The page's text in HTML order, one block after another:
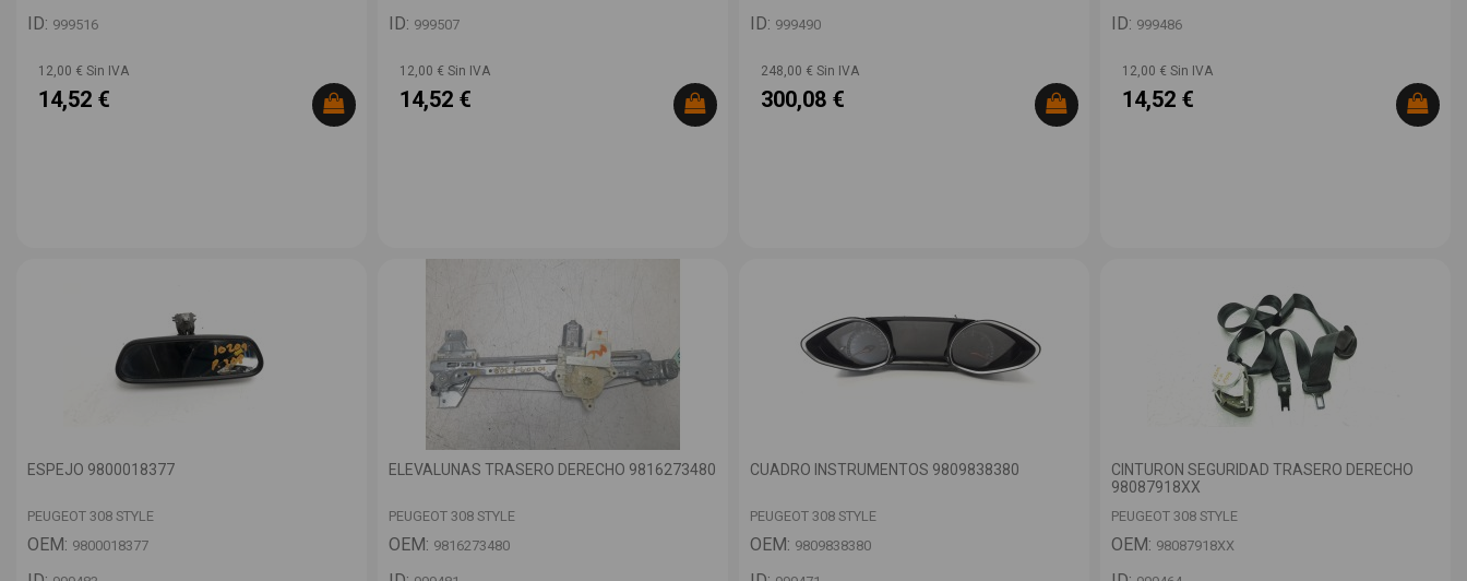
ID: 999516
12,00 € Sin IVA
14,52 €
ID: 999507
12,00 € Sin IVA
14,52 €
ID: 999490
248,00 € Sin IVA
300,08 €
ID: 999486
12,00 € Sin IVA
14,52 €
ESPEJO 9800018377
PEUGEOT 308 STYLE
OEM: 9800018377
ELEVALUNAS TRASERO DERECHO 9816273480
PEUGEOT 308 STYLE
OEM: 9816273480
CUADRO INSTRUMENTOS 9809838380
PEUGEOT 308 STYLE
OEM: 9809838380
CINTURON SEGURIDAD TRASERO DERECHO
98087918XX
PEUGEOT 308 STYLE
OEM: 98087918XX